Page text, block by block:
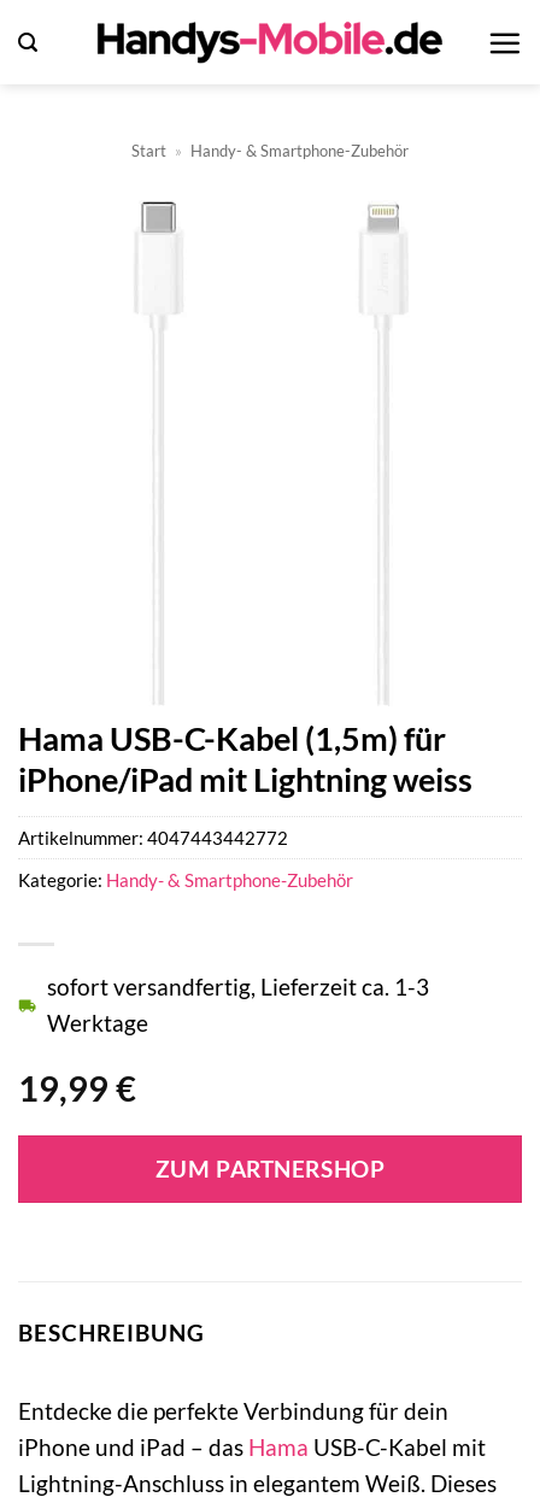
Inhalt
Start » Handy- & Smartphone-Zubehör
Hama USB-C-Kabel (1,5m) für
iPhone/iPad mit Lightning weiss
19,99 €
sofort versandfertig, Lieferzeit ca. 1-3
Werktage
ZUM PARTNERSHOP
Artikelnummer: 4047443442772
Kategorie: Handy- & Smartphone-Zubehör
BESCHREIBUNG
Entdecke die perfekte Verbindung für dein
iPhone und iPad – das Hama USB-C-Kabel mit
Lightning-Anschluss in elegantem Weiß. Dieses